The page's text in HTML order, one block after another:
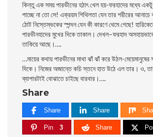
কিন্তু এক সময় পারভীনের হঠাৎ খেল হয়-ফরহাদের মধ্যে
পাচ্ছে না তাে সে! এক্রয়ম শিথিলতা যেন তার শরীরের আনাচে
ঠোট নিস্তেম্ভকের স্পন্দন যেন কী কারণে থেমে গেছে!
পারভীনহাদের মুখের দিকে তাকাল। দেখল–ফরহাদ
তাকিয়ে আছে।….
…মায়ের কথায় পারভীনের মাথা ঝাঁ ঝাঁ করে উঠল-
দিকে। নিজের অজান্তে কচি স্তনে হাত উঠে এল তার। ও,
ব্যাপারটাই বােঝাতে চাইছে বারবার।….
Share
Share Share
Pin 3 Share